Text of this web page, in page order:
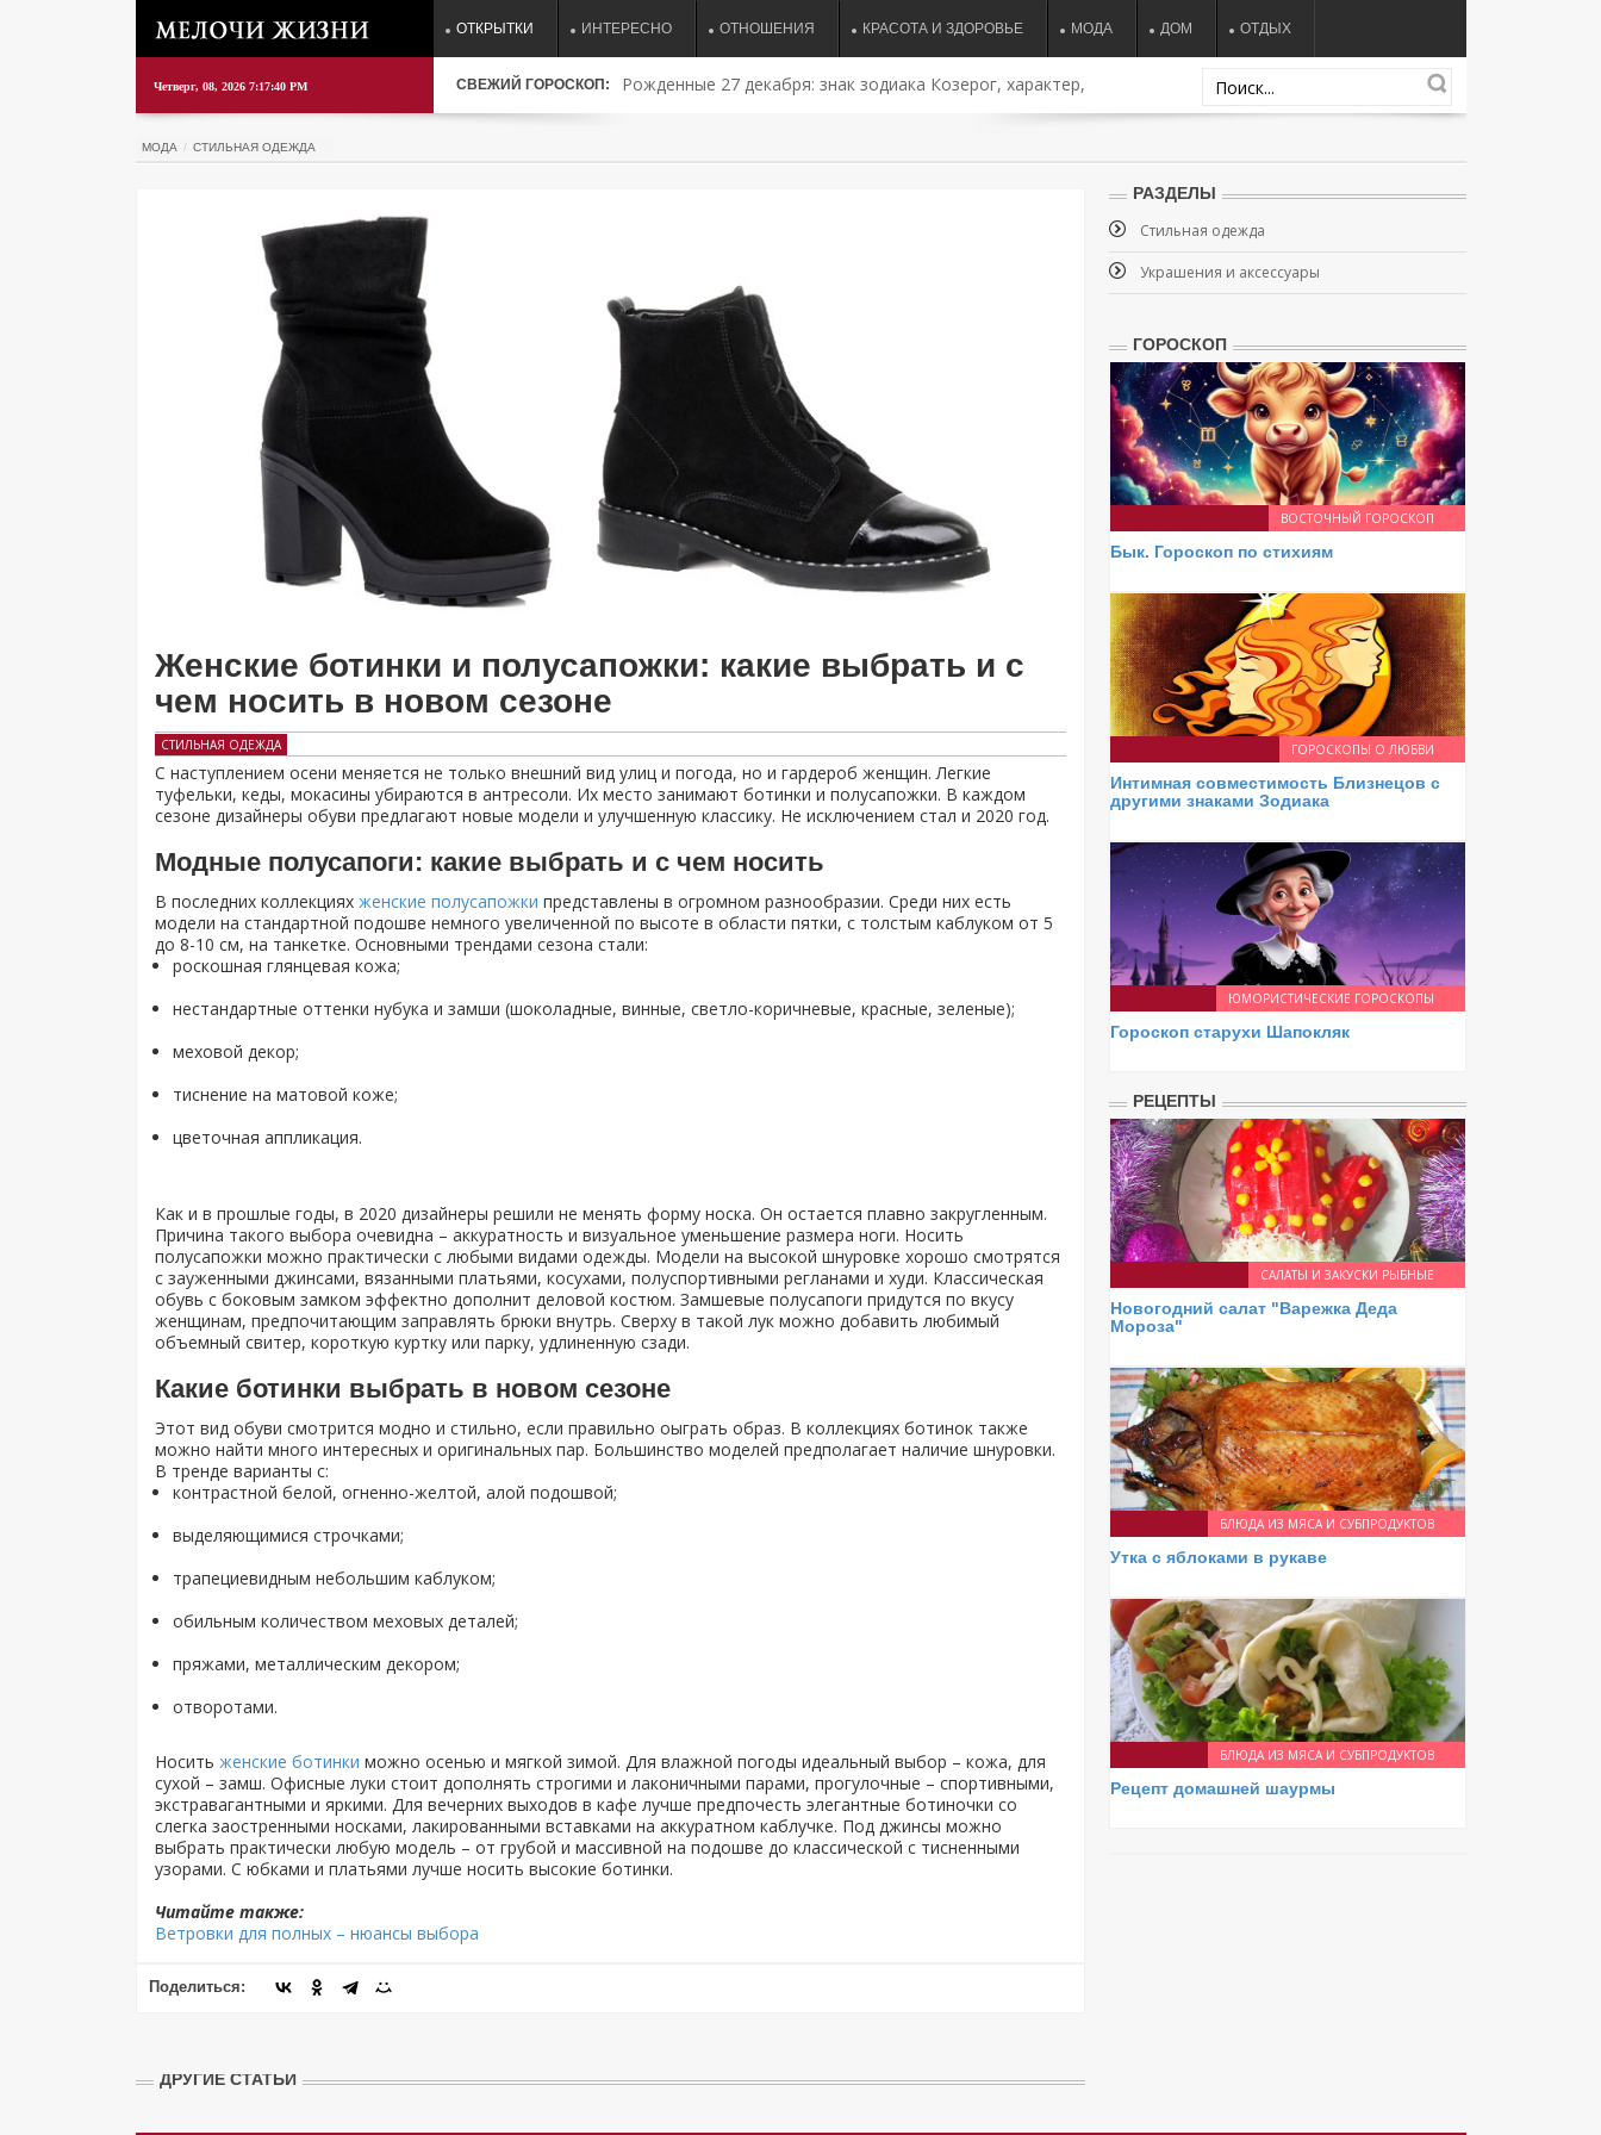
ОТКРЫТКИ ИНТЕРЕСНО ОТНОШЕНИЯ КРАСОТА И ЗДОРОВЬЕ МОДА ДОМ ОТДЫХ
Четверг, 08, 2026 7:17:40 PM СВЕЖИЙ ГОРОСКОП: Рожденные 27 декабря: знак зодиака Козерог, характер,
МОДА СТИЛЬНАЯ ОДЕЖДА
Женские ботинки и полусапожки: какие выбрать и с
чем носить в новом сезоне
СТИЛЬНАЯ ОДЕЖДА
С наступлением осени меняется не только внешний вид улиц и погода, но и гардероб женщин. Легкие
туфельки, кеды, мокасины убираются в антресоли. Их место занимают ботинки и полусапожки. В каждом
сезоне дизайнеры обуви предлагают новые модели и улучшенную классику. Не исключением стал и 2020 год.
Модные полусапоги: какие выбрать и с чем носить
В последних коллекциях женские полусапожки представлены в огромном разнообразии. Среди них есть
модели на стандартной подошве немного увеличенной по высоте в области пятки, с толстым каблуком от 5
до 8-10 см, на танкетке. Основными трендами сезона стали:
роскошная глянцевая кожа;
нестандартные оттенки нубука и замши (шоколадные, винные, светло-коричневые, красные, зеленые);
меховой декор;
тиснение на матовой коже;
цветочная аппликация.
Как и в прошлые годы, в 2020 дизайнеры решили не менять форму носка. Он остается плавно закругленным.
Причина такого выбора очевидна – аккуратность и визуальное уменьшение размера ноги. Носить
полусапожки можно практически с любыми видами одежды. Модели на высокой шнуровке хорошо смотрятся
с зауженными джинсами, вязанными платьями, косухами, полуспортивными регланами и худи. Классическая
обувь с боковым замком эффектно дополнит деловой костюм. Замшевые полусапоги придутся по вкусу
женщинам, предпочитающим заправлять брюки внутрь. Сверху в такой лук можно добавить любимый
объемный свитер, короткую куртку или парку, удлиненную сзади.
Какие ботинки выбрать в новом сезоне
Этот вид обуви смотрится модно и стильно, если правильно оыграть образ. В коллекциях ботинок также
можно найти много интересных и оригинальных пар. Большинство моделей предполагает наличие шнуровки.
В тренде варианты с:
контрастной белой, огненно-желтой, алой подошвой;
выделяющимися строчками;
трапециевидным небольшим каблуком;
обильным количеством меховых деталей;
пряжами, металлическим декором;
отворотами.
Носить женские ботинки можно осенью и мягкой зимой. Для влажной погоды идеальный выбор – кожа, для
сухой – замш. Офисные луки стоит дополнять строгими и лаконичными парами, прогулочные – спортивными,
экстравагантными и яркими. Для вечерних выходов в кафе лучше предпочесть элегантные ботиночки со
слегка заостренными носками, лакированными вставками на аккуратном каблучке. Под джинсы можно
выбрать практически любую модель – от грубой и массивной на подошве до классической с тисненными
узорами. С юбками и платьями лучше носить высокие ботинки.
Читайте также:
Ветровки для полных – нюансы выбора
Поделиться:
ДРУГИЕ СТАТЬИ
РАЗДЕЛЫ
Стильная одежда
Украшения и аксессуары
ГОРОСКОП
ВОСТОЧНЫЙ ГОРОСКОП
Бык. Гороскоп по стихиям
ГОРОСКОПЫ О ЛЮБВИ
Интимная совместимость Близнецов с
другими знаками Зодиака
ЮМОРИСТИЧЕСКИЕ ГОРОСКОПЫ
Гороскоп старухи Шапокляк
РЕЦЕПТЫ
САЛАТЫ И ЗАКУСКИ РЫБНЫЕ
Новогодний салат "Варежка Деда
Мороза"
БЛЮДА ИЗ МЯСА И СУБПРОДУКТОВ
Утка с яблоками в рукаве
БЛЮДА ИЗ МЯСА И СУБПРОДУКТОВ
Рецепт домашней шаурмы